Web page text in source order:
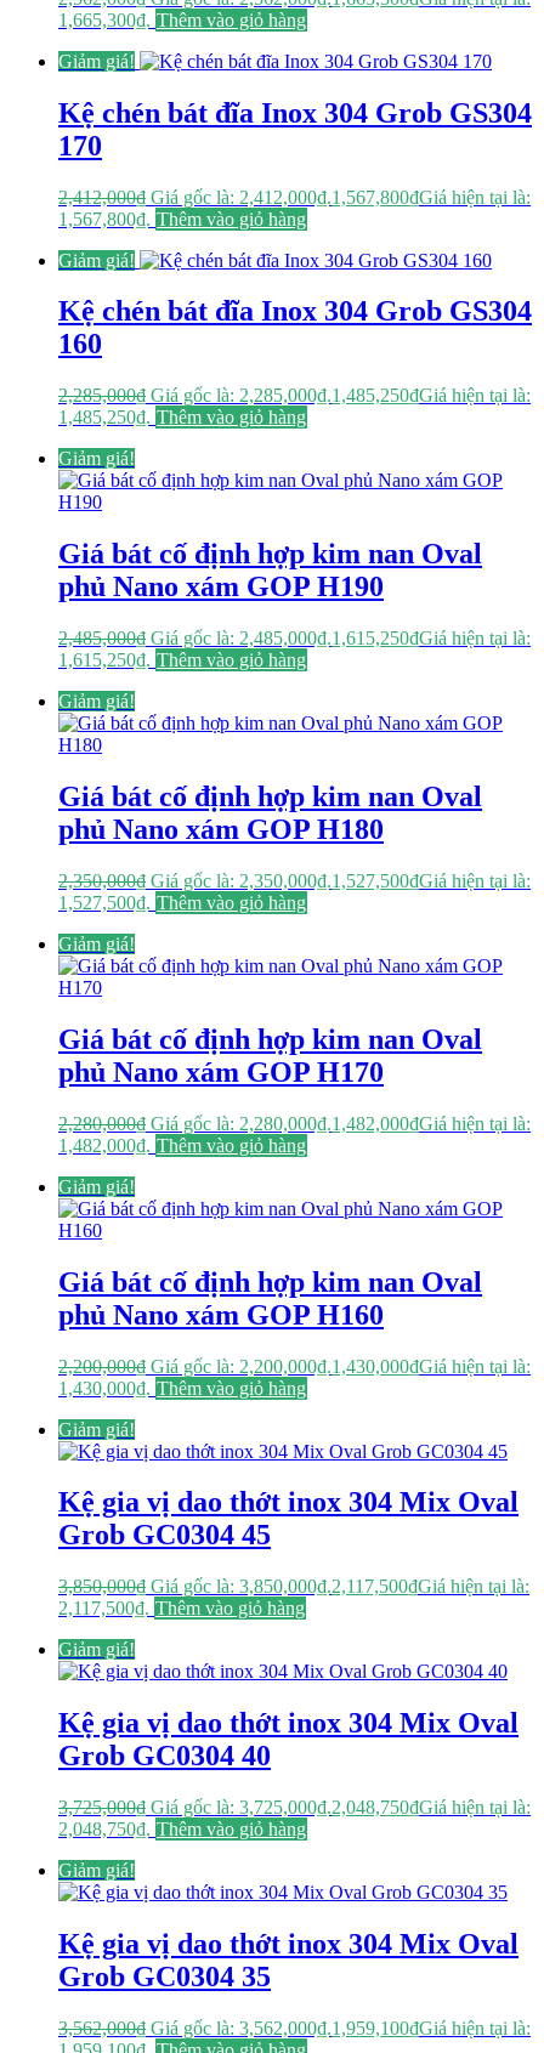
1,665,300₫. Thêm vào giỏ hàng
Giảm giá!
Kệ chén bát đĩa Inox 304 Grob GS304
170
2,412,000₫ Giá gốc là: 2,412,000₫.1,567,800₫Giá hiện tại là:
1,567,800₫. Thêm vào giỏ hàng
Giảm giá!
Kệ chén bát đĩa Inox 304 Grob GS304
160
2,285,000₫ Giá gốc là: 2,285,000₫.1,485,250₫Giá hiện tại là:
1,485,250₫. Thêm vào giỏ hàng
Giảm giá!
Giá bát cố định hợp kim nan Oval
phủ Nano xám GOP H190
2,485,000₫ Giá gốc là: 2,485,000₫.1,615,250₫Giá hiện tại là:
1,615,250₫. Thêm vào giỏ hàng
Giảm giá!
Giá bát cố định hợp kim nan Oval
phủ Nano xám GOP H180
2,350,000₫ Giá gốc là: 2,350,000₫.1,527,500₫Giá hiện tại là:
1,527,500₫. Thêm vào giỏ hàng
Giảm giá!
Giá bát cố định hợp kim nan Oval
phủ Nano xám GOP H170
2,280,000₫ Giá gốc là: 2,280,000₫.1,482,000₫Giá hiện tại là:
1,482,000₫. Thêm vào giỏ hàng
Giảm giá!
Giá bát cố định hợp kim nan Oval
phủ Nano xám GOP H160
2,200,000₫ Giá gốc là: 2,200,000₫.1,430,000₫Giá hiện tại là:
1,430,000₫. Thêm vào giỏ hàng
Giảm giá!
Kệ gia vị dao thớt inox 304 Mix Oval
Grob GC0304 45
3,850,000₫ Giá gốc là: 3,850,000₫.2,117,500₫Giá hiện tại là:
2,117,500₫. Thêm vào giỏ hàng
Giảm giá!
Kệ gia vị dao thớt inox 304 Mix Oval
Grob GC0304 40
3,725,000₫ Giá gốc là: 3,725,000₫.2,048,750₫Giá hiện tại là:
2,048,750₫. Thêm vào giỏ hàng
Giảm giá!
Kệ gia vị dao thớt inox 304 Mix Oval
Grob GC0304 35
3,562,000₫ Giá gốc là: 3,562,000₫.1,959,100₫Giá hiện tại là: